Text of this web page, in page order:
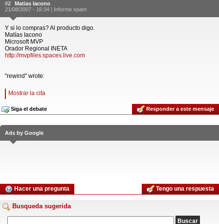
#2
Matias Iacono
21/08/2007 - 16:34 | Informe spam
Y si lo compras? Al producto digo.
Matías Iacono
Microsoft MVP
Orador Regional INETA
http://mvpfiles.spaces.live.com
"rewind" wrote:
Mostrar la cita
Siga el debate Responder a este mensaje
Ads by Google
Hacer una pregunta Tengo una respuesta
Busqueda sugerida